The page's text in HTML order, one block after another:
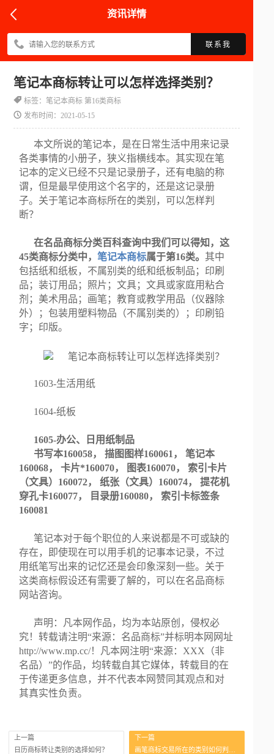
资讯详情
联系我
笔记本商标转让可以怎样选择类别？
标签：笔记本商标 第16类商标
发布时间：2021-05-15
本文所说的笔记本，是在日常生活中用来记录
各类事情的小册子，狭义指横线本。其实现在笔
记本的定义已经不只是记录册子，还有电脑的称
谓，但是最早使用这个名字的，还是这记录册
子。关于笔记本商标所在的类别，可以怎样判
断？
在名品商标分类百科查询中我们可以得知，这
45类商标分类中，笔记本商标属于第16类。 其中
包括纸和纸板，不属别类的纸和纸板制品；印刷
品；装订用品；照片；文具；文具或家庭用粘合
剂；美术用品；画笔；教育或教学用品（仪器除
外）；包装用塑料物品（不属别类的）；印刷铅
字；印版。
1603-生活用纸
1604-纸板
1605-办公、日用纸制品
书写本160058， 描图图样160061， 笔记本
160068， 卡片*160070， 图表160070， 索引卡片
（文具）160072， 纸张（文具）160074， 提花机
穿孔卡160077， 目录册160080， 索引卡标签条
160081
笔记本对于每个职位的人来说都是不可或缺的
存在，即使现在可以用手机的记事本记录，不过
用纸笔写出来的记忆还是会印象深刻一些。关于
这类商标假设还有需要了解的，可以在名品商标
网站咨询。
声明：凡本网作品，均为本站原创，侵权必
究！转载请注明“来源：名品商标”并标明本网网址
http://www.mp.cc/！凡本网注明“来源：XXX（非
名品）”的作品，均转载自其它媒体，转载目的在
于传递更多信息，并不代表本网赞同其观点和对
其真实性负责。
上一篇
日历商标转让类别的选择如何？
下一篇